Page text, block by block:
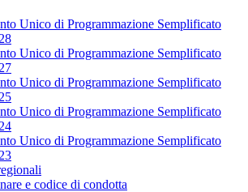
Unico di Programmazione Semplificato
Unico di Programmazione Semplificato
Unico di Programmazione Semplificato
Unico di Programmazione Semplificato
Unico di Programmazione Semplificato
e codice di condotta